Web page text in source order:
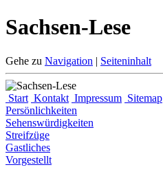
Sachsen-Lese
Gehe zu Navigation | Seiteninhalt
Start Kontakt Impressum Sitemap
Persönlichkeiten
Sehenswürdigkeiten
Streifzüge
Gastliches
Vorgestellt